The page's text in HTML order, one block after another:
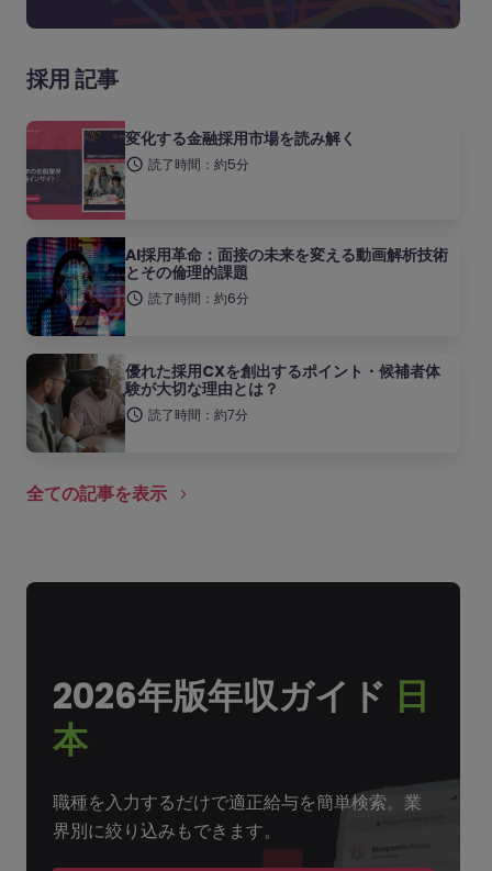
採用 記事
変化する金融採用市場を読み解く
読了時間：約5分
AI採用革命：面接の未来を変える動画解析技術
とその倫理的課題
読了時間：約6分
優れた採用CXを創出するポイント・候補者体
験が大切な理由とは？
読了時間：約7分
全ての記事を表示
2026年版年収ガイド 日
本
職種を入力するだけで適正給与を簡単検索。業
界別に絞り込みもできます。